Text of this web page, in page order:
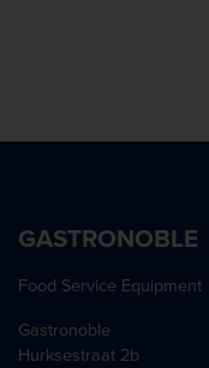
GASTRONOBLE
Food Service Equipment
Gastronoble
Hurksestraat 2b